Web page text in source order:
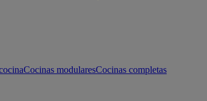
Cocinas modularesCocinas completas